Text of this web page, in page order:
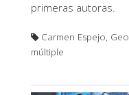
primeras autoras.
Carmen Espejo,
múltiple